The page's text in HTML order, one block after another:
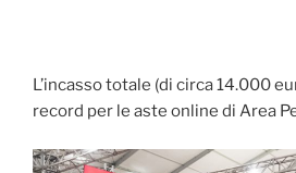
L’incasso totale (di circa 14.000
record per le aste online di Area